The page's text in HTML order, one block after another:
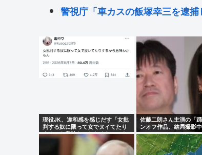
警視庁「車カスの飯塚幸三を逮
Powered by livedoor 相互RSS
現役JK、違和感を感じだす「女批
判する奴に限って女でヌイてたり
するから意味わからなくなってき
た 」
佐藤二朗さん主演の「
ンオフ作品、結局撮影
www